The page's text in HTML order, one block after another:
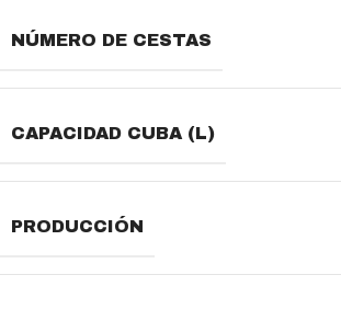
NÚMERO DE CESTAS
CAPACIDAD CUBA (L)
PRODUCCIÓN